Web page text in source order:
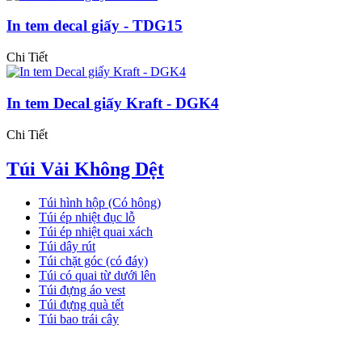
In tem decal giấy - TDG15
Chi Tiết
In tem Decal giấy Kraft - DGK4
Chi Tiết
Túi Vải Không Dệt
Túi hình hộp (Có hông)
Túi ép nhiệt đục lỗ
Túi ép nhiệt quai xách
Túi dây rút
Túi chặt góc (có đáy)
Túi có quai từ dưới lên
Túi đựng áo vest
Túi đựng quà tết
Túi bao trái cây